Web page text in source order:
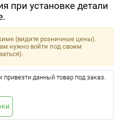
при установке детали
(видите розничные цены).
нужно войти под своим
данный товар под заказ.